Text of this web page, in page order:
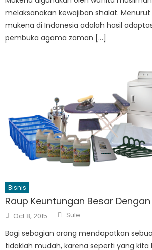
melaksanakan kewajiban shalat.
mukena di Indonesia adalah hasil
pembuka agama zaman […]
Bisnis
Raup Keuntungan Besar
Posted
on
Oct 8, 2015 Author
Sule
Bagi sebagian orang mendapatkan
tidaklah mudah, karena seperti yang kita